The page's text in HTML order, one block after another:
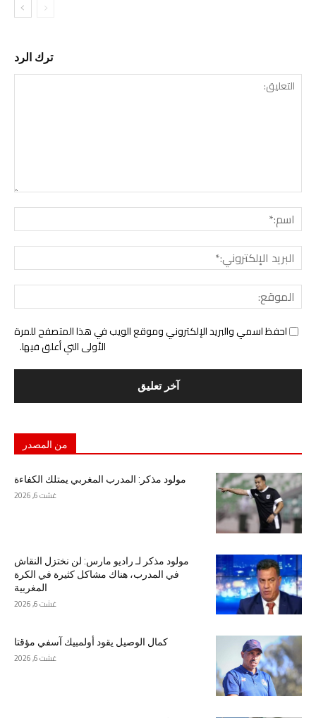
ترك الرد
احفظ اسمي والبريد الإلكتروني وموقع الويب في هذا المتصفح للمرة
الأولى التي أعلق فيها.
من المصدر
مولود مذكر: المدرب المغربي يمتلك الكفاءة
غشت 6, 2026
مولود مذكر لـ راديو مارس: لن نختزل النقاش
في المدرب، هناك مشاكل كثيرة في الكرة
المغربية
غشت 6, 2026
كمال الوصيل يقود أولمبيك آسفي مؤقتا
غشت 6, 2026